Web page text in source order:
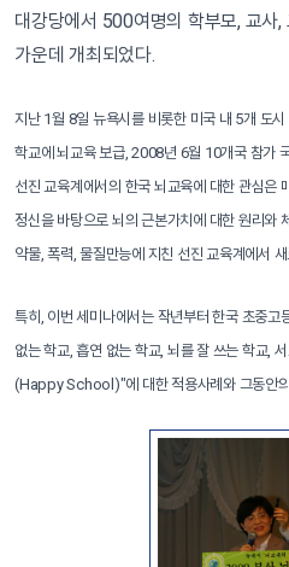
대강당에서 500여명의 학부모, 교사
가운데 개최되었다.
지난 1월 8일 뉴욕시를 비롯한 미국 내 5개 도시
학교에 뇌교육 보급, 2008년 6월 10개국 참가
선진 교육계에서의 한국 뇌교육에 대한 관심
정신을 바탕으로 뇌의 근본가치에 대한 원리와
약물, 폭력, 물질만능에 지친 선진 교육계에서
특히, 이번 세미나에서는 작년부터 한국 초중고
없는 학교, 흡연 없는 학교, 뇌를 잘 쓰는 학교,
(Happy School)"에 대한 적용사례와 그동안